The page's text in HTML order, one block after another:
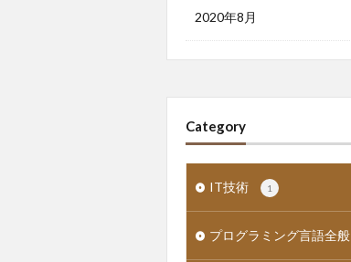
2020年8月
Category
IT技術 1
プログラミング言語全般